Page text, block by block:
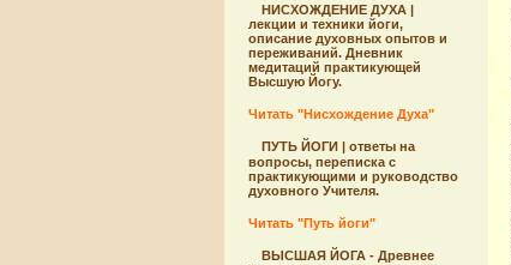
НИСХОЖДЕНИЕ ДУХА |
лекции и техники йоги,
описание духовных опытов и
переживаний. Дневник
медитаций практикующей
Высшую Йогу.
Читать "Нисхождение Духа"
ПУТЬ ЙОГИ | ответы на
вопросы, переписка с
практикующими и руководство
духовного Учителя.
Читать "Путь йоги"
ВЫСШАЯ ЙОГА - Древнее